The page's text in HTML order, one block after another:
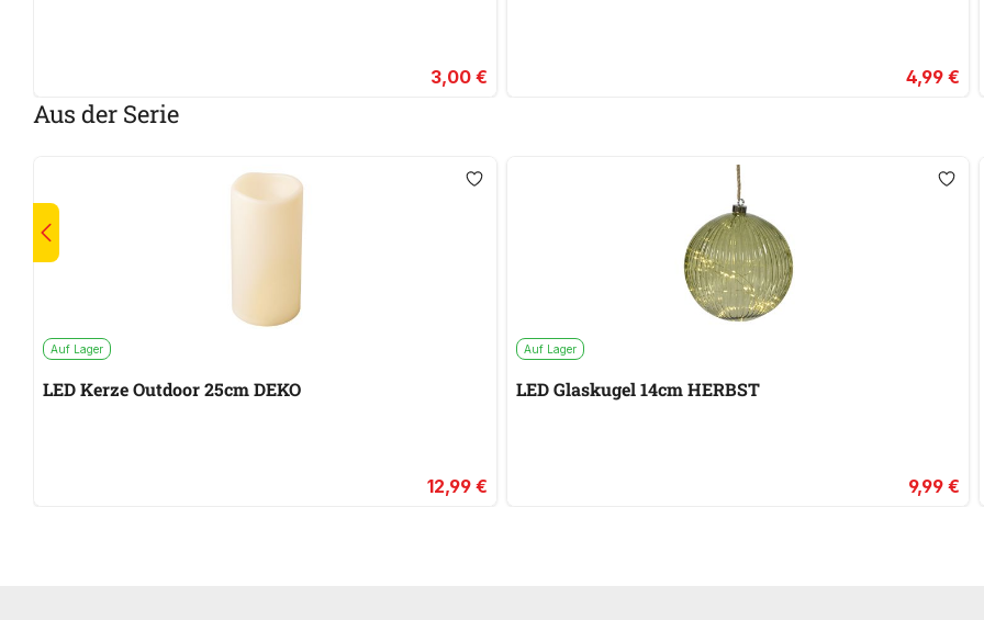
3,00 € 4,99 €
Aus der Serie
Auf Lager
LED Kerze Outdoor 25cm DEKO
12,99 €
Auf Lager
LED Glaskugel 14cm HERBST
9,99 €